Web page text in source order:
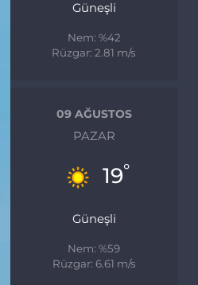
Güneşli
Nem: %42
Rüzgar: 2.81 m/s
09 AĞUSTOS
PAZAR
19°
Güneşli
Nem: %59
Rüzgar: 6.61 m/s